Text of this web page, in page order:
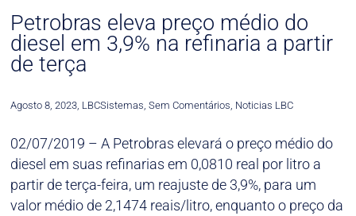
Petrobras eleva preço médio do
diesel em 3,9% na refinaria a partir
de terça
Agosto 8, 2023, LBCSistemas, Sem Comentários, Noticias LBC
02/07/2019 – A Petrobras elevará o preço médio do
diesel em suas refinarias em 0,0810 real por litro a
partir de terça-feira, um reajuste de 3,9%, para um
valor médio de 2,1474 reais/litro, enquanto o preço da